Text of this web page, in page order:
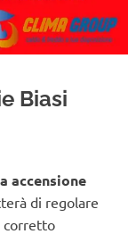
Biasi
accensione
di regolare
corretto